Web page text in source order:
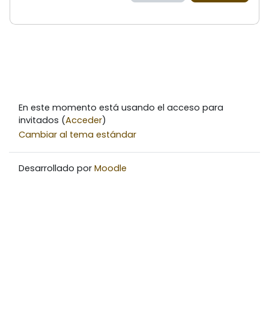
En este momento está usando el acceso para
invitados (Acceder)
Cambiar al tema estándar
Desarrollado por Moodle